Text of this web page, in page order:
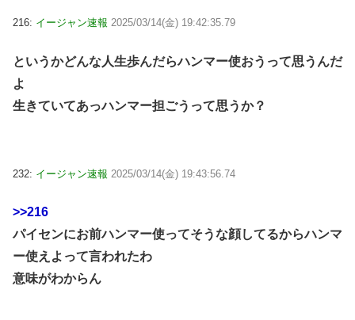
216: イージャン速報 2025/03/14(金) 19:42:35.79
というかどんな人生歩んだらハンマー使おうって思うんだ
よ
生きていてあっハンマー担ごうって思うか？
232: イージャン速報 2025/03/14(金) 19:43:56.74
>>216
パイセンにお前ハンマー使ってそうな顔してるからハンマ
ー使えよって言われたわ
意味がわからん